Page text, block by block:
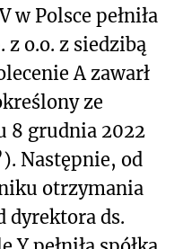
Polsce pełniła
z o.o. z siedzibą
A zawarł
ze
8 grudnia 2022
Następnie, od
otrzymania
dyrektora ds.